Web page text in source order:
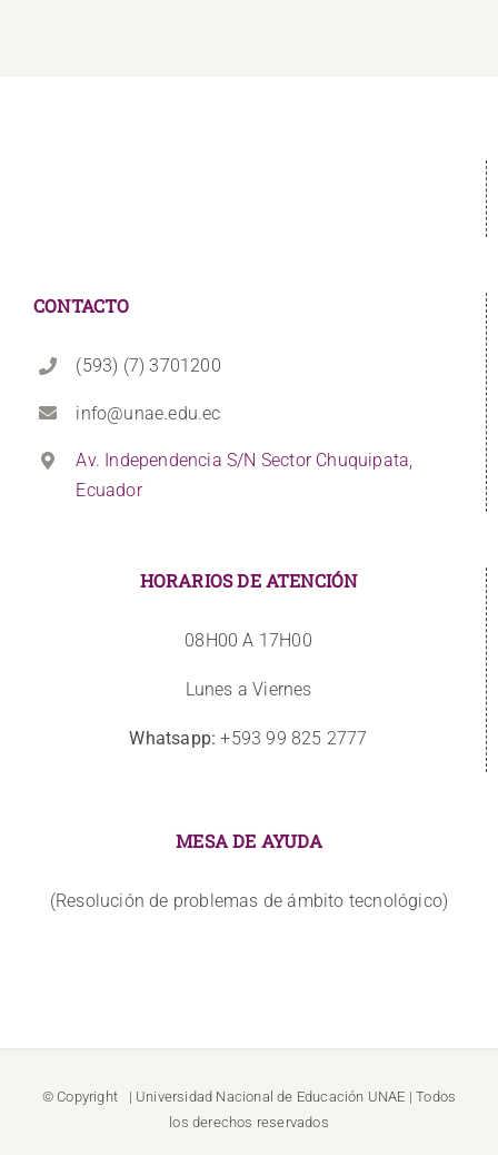
CONTACTO
(593) (7) 3701200
info@unae.edu.ec
Av. Independencia S/N Sector Chuquipata,
Ecuador
HORARIOS DE ATENCIÓN
08H00 A 17H00
Lunes a Viernes
Whatsapp: +593 99 825 2777
MESA DE AYUDA
(Resolución de problemas de ámbito tecnológico)
© Copyright | Universidad Nacional de Educación UNAE | Todos
los derechos reservados